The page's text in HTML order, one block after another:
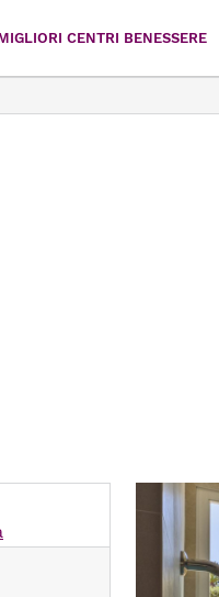
CENTRI BENESSERE